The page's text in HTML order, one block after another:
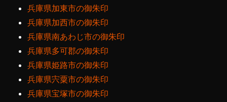
兵庫県加東市の御朱印
兵庫県加西市の御朱印
兵庫県南あわじ市の御朱印
兵庫県多可郡の御朱印
兵庫県姫路市の御朱印
兵庫県宍粟市の御朱印
兵庫県宝塚市の御朱印